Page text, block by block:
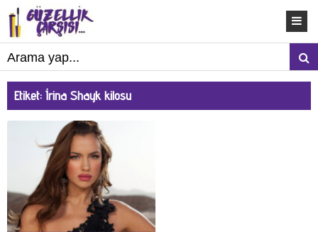
Etiket: İrina Shayk kilosu